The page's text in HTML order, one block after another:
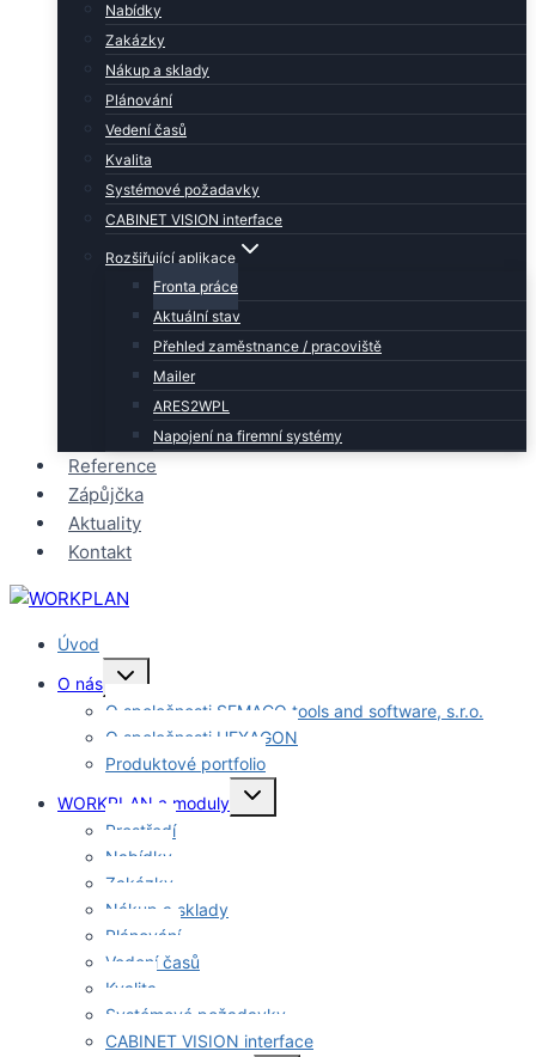
Nabídky
Zakázky
Nákup a sklady
Plánování
Vedení časů
Kvalita
Systémové požadavky
CABINET VISION interface
Rozšiřující aplikace
Fronta práce
Aktuální stav
Přehled zaměstnance / pracoviště
Mailer
ARES2WPL
Napojení na firemní systémy
Reference
Zápůjčka
Aktuality
Kontakt
Úvod
O nás
Toggle
menu
O společnosti SEMACO tools and software, s.r.o.
O společnosti HEXAGON
Produktové portfolio
WORKPLAN a moduly
Toggle
Prostředí
Nabídky
Zakázky
Nákup a sklady
Plánování
Vedení časů
Kvalita
Systémové požadavky
CABINET VISION interface